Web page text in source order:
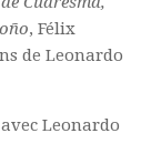
, Félix
de Leonardo
Leonardo